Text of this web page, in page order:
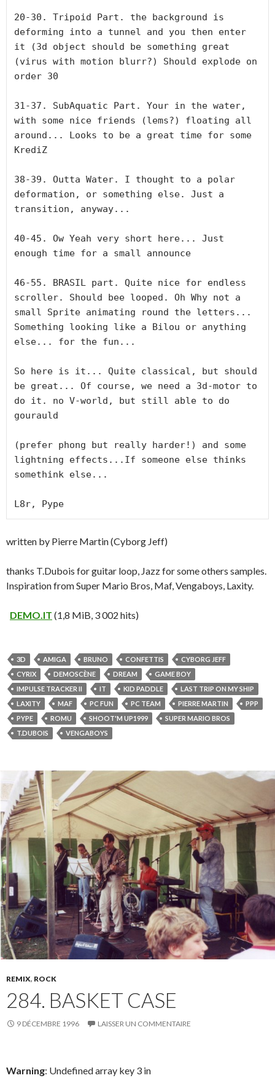
20-30. Tripoid Part. the background is
deforming into a tunnel and you then enter
it (3d object should be something great
(virus with motion blurr?) Should explode on
order 30
31-37. SubAquatic Part. Your in the water,
with some nice friends (lems?) floating all
around... Looks to be a great time for some
KrediZ
38-39. Outta Water. I thought to a polar
deformation, or something else. Just a
transition, anyway...
40-45. Ow Yeah very short here... Just
enough time for a small announce
46-55. BRASIL part. Quite nice for endless
scroller. Should bee looped. Oh Why not a
small Sprite animating round the letters...
Something looking like a Bilou or anything
else... for the fun...
So here is it... Quite classical, but should
be great... Of course, we need a 3d-motor to
do it. no V-world, but still able to do
gourauld
(prefer phong but really harder!) and some
lightning effects...If someone else thinks
somethink else...
L8r, Pype
written by Pierre Martin (Cyborg Jeff)
thanks T.Dubois for guitar loop, Jazz for some others samples.
Inspiration from Super Mario Bros, Maf, Vengaboys, Laxity.
DEMO.IT (1,8 MiB, 3 002 hits)
3D AMIGA BRUNO CONFETTIS
CYBORG JEFF
CYRIX
DEMOSCÈNE DREAM
GAME BOY
IMPULSE TRACKER II
IT KID PADDLE
LAST TRIP ON MY SHIP
LAXITY
MAF PC FUN PC TEAM PIERRE MARTIN
PPP
PYPE
ROMU SHOOT'M UP1999
SUPER MARIO BROS
T.DUBOIS
VENGABOYS
REMIX, ROCK
284. BASKET CASE
9 DÉCEMBRE 1996 LAISSER UN COMMENTAIRE
Warning: Undefined array key 3 in